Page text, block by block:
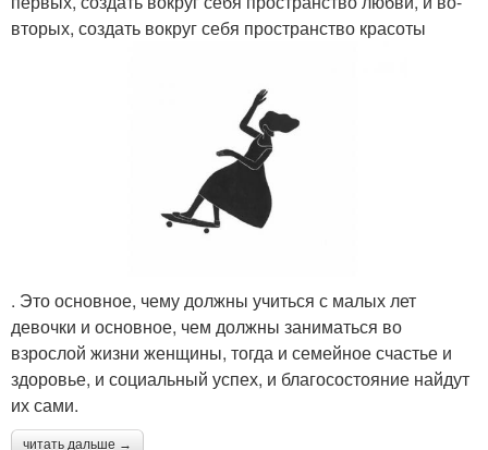
вторых, создать вокруг себя пространство красоты
. Это основное, чему должны учиться с малых лет
девочки и основное, чем должны заниматься во
взрослой жизни женщины, тогда и семейное счастье и
здоровье, и социальный успех, и благосостояние найдут
их сами.
читать дальше →